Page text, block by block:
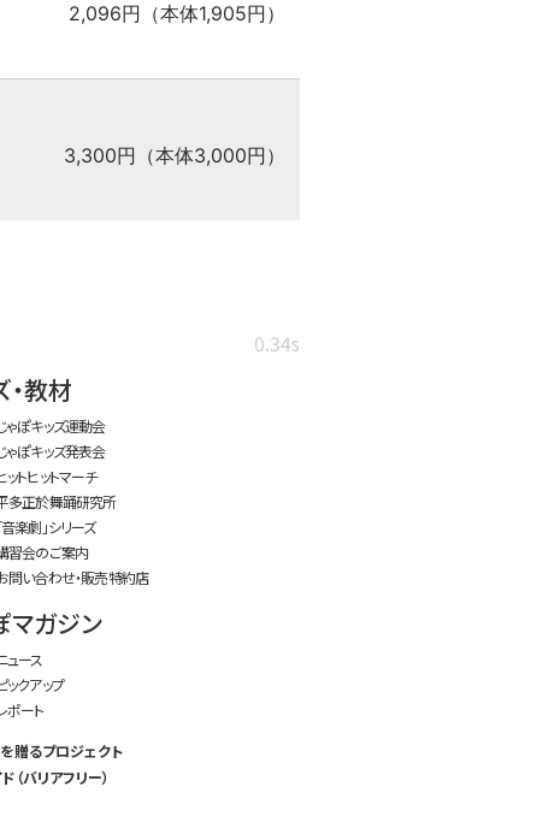
2,096円（本体1,905円）
3,300円（本体3,000円）
0.34s
・教材
ゃぽキッズ運動会
ゃぽキッズ発表会
ットヒットマーチ
多正於舞踊研究所
音楽劇」シリーズ
習会のご案内
問い合わせ・販売特約店
マガジン
ュース
ックアップ
ポート
贈るプロジェクト
（バリアフリー）